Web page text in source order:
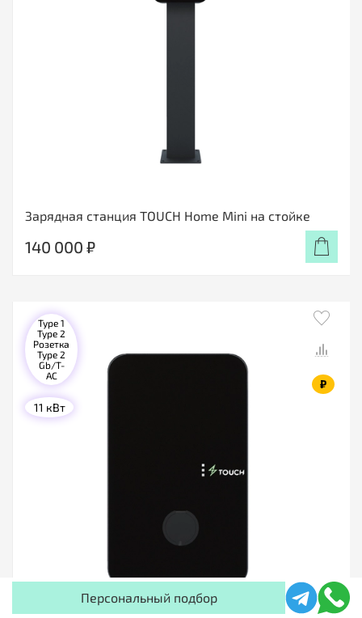
Зарядная станция TOUCH Home Mini на стойке
140 000 ₽
₽
Type 1
Type 2
Розетка
Type 2
Gb/T-
AC
11 кВт
Персональный подбор